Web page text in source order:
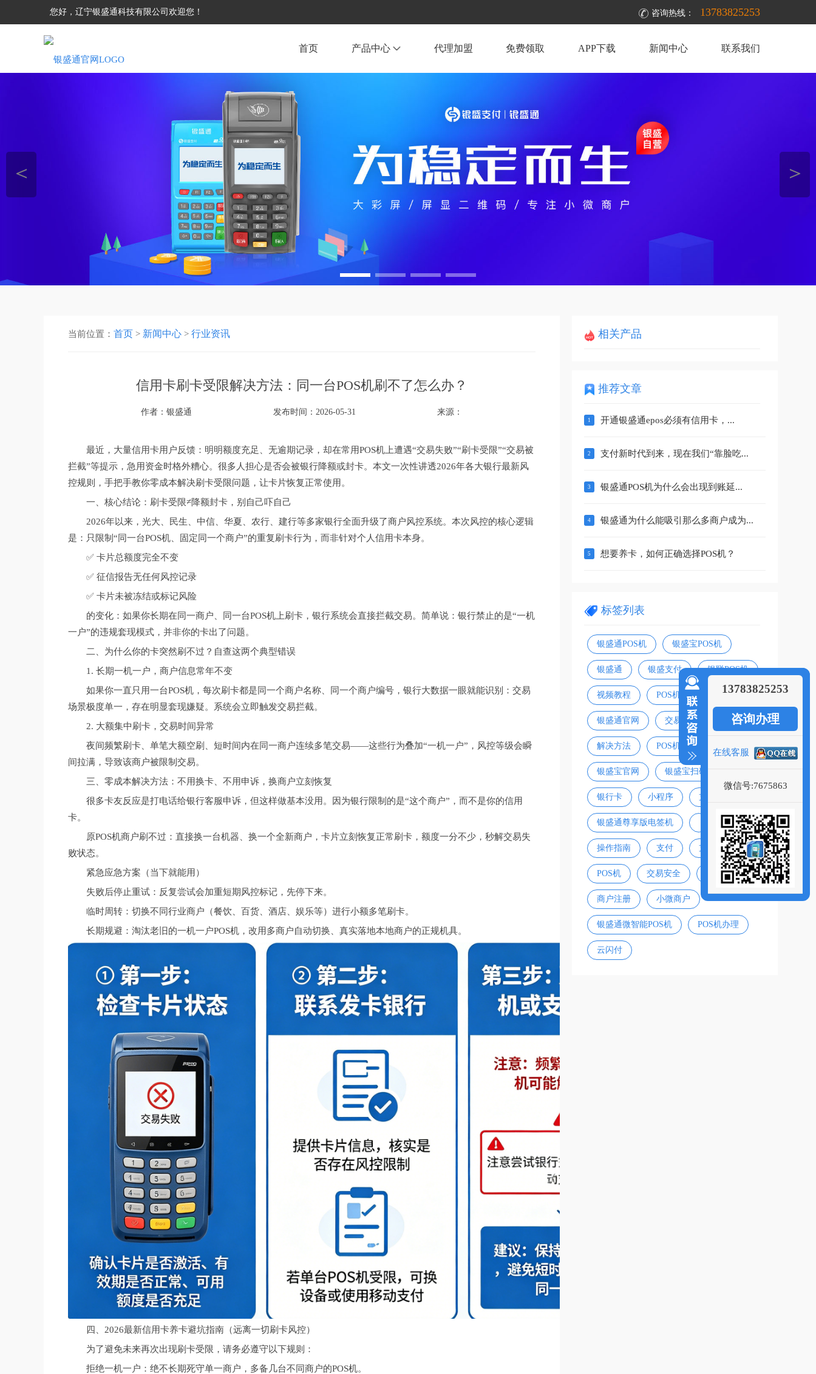
您好，辽宁银盛通科技有限公司欢迎您！ 咨询热线： 13783825253
首页 产品中心 代理加盟 免费领取 APP下载 新闻中心 联系我们
＜ ＞
当前位置： 首页 > 新闻中心 > 行业资讯
信用卡刷卡受限解决方法：同一台POS机刷不了怎么办？
作者：银盛通 发布时间：2026-05-31 来源：
最近，大量信用卡用户反馈：明明额度充足、无逾期记录，却在常用POS机上遭遇“交易失败”“刷卡受限”“交易被
拦截”等提示，急用资金时格外糟心。很多人担心是否会被银行降额或封卡。本文一次性讲透2026年各大银行最新风
控规则，手把手教你零成本解决刷卡受限问题，让卡片恢复正常使用。
一、核心结论：刷卡受限≠降额封卡，别自己吓自己
2026年以来，光大、民生、中信、华夏、农行、建行等多家银行全面升级了商户风控系统。本次风控的核心逻辑
是：只限制“同一台POS机、固定同一个商户”的重复刷卡行为，而非针对个人信用卡本身。
✅ 卡片总额度完全不变
✅ 征信报告无任何风控记录
✅ 卡片未被冻结或标记风险
的变化：如果你长期在同一商户、同一台POS机上刷卡，银行系统会直接拦截交易。简单说：银行禁止的是“一机
一户”的违规套现模式，并非你的卡出了问题。
二、为什么你的卡突然刷不过？自查这两个典型错误
1. 长期一机一户，商户信息常年不变
如果你一直只用一台POS机，每次刷卡都是同一个商户名称、同一个商户编号，银行大数据一眼就能识别：交易
场景极度单一，存在明显套现嫌疑。系统会立即触发交易拦截。
2. 大额集中刷卡，交易时间异常
夜间频繁刷卡、单笔大额空刷、短时间内在同一商户连续多笔交易——这些行为叠加“一机一户”，风控等级会瞬
间拉满，导致该商户被限制交易。
三、零成本解决方法：不用换卡、不用申诉，换商户立刻恢复
很多卡友反应是打电话给银行客服申诉，但这样做基本没用。因为银行限制的是“这个商户”，而不是你的信用
卡。
原POS机商户刷不过：直接换一台机器、换一个全新商户，卡片立刻恢复正常刷卡，额度一分不少，秒解交易失
败状态。
紧急应急方案（当下就能用）
失败后停止重试：反复尝试会加重短期风控标记，先停下来。
临时周转：切换不同行业商户（餐饮、百货、酒店、娱乐等）进行小额多笔刷卡。
长期规避：淘汰老旧的一机一户POS机，改用多商户自动切换、真实落地本地商户的正规机具。
四、2026最新信用卡养卡避坑指南（远离一切刷卡风控）
为了避免未来再次出现刷卡受限，请务必遵守以下规则：
拒绝一机一户：绝不长期死守单一商户，多备几台不同商户的POS机。
相关产品
推荐文章
开通银盛通epos必须有信用卡，...
支付新时代到来，现在我们“靠脸吃...
银盛通POS机为什么会出现到账延...
银盛通为什么能吸引那么多商户成为...
想要养卡，如何正确选择POS机？
标签列表
银盛通POS机 银盛宝POS机
银盛通 银盛支付 银联POS机
视频教程 POS机领取 银盛宝
银盛通官网 交易失败
解决方法 POS机官网
银盛宝官网 银盛宝扫码盒
银行卡 小程序 支付方式
银盛通尊享版电签机
操作指南 支付 支付宝
POS机 交易安全 信用卡风控
商户注册 小微商户
银盛通微智能POS机 POS机办理
云闪付
13783825253
咨询办理
在线客服
微信号:7675863